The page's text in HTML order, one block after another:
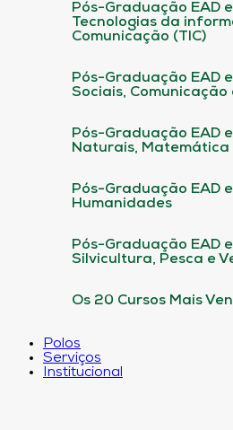
Pós-Graduação EAD
Tecnologias da
Comunicação (TIC)
Pós-Graduação EAD
Sociais,
Pós-Graduação EAD
Naturais, Matemática
Pós-Graduação EAD
Humanidades
Pós-Graduação EAD
Silvicultura, Pesca e
Os 20 Cursos Mais
Polos
Serviços
Institucional